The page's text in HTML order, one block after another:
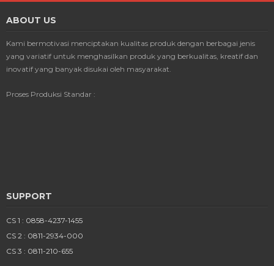
ABOUT US
Kami bermotivasi menciptakan kualitas produk dengan berbagai jenis
yang variatif untuk menghasilkan produk yang berkualitas, kreatif dan
inovatif yang banyak disukai oleh masyarakat.
Proses Produksi Standar :
SUPPORT
CS 1 : 0858-4237-1455
CS 2 : 0811-2934-000
CS 3 : 0811-210-655